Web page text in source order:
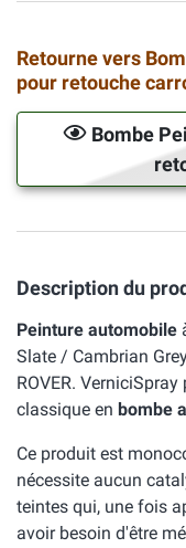
Retourne vers
pour retouche
Bombe
Description du
Peinture automobile
Slate / Cambrian
ROVER.
classique en bombe
Ce produit est
nécessite aucun
teintes qui, une fois
avoir besoin d'être